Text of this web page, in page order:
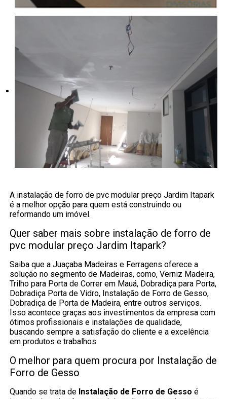
A instalação de forro de pvc modular preço Jardim Itapark
é a melhor opção para quem está construindo ou
reformando um imóvel.
Quer saber mais sobre instalação de forro de
pvc modular preço Jardim Itapark?
Saiba que a Juaçaba Madeiras e Ferragens oferece a
solução no segmento de Madeiras, como, Verniz Madeira,
Trilho para Porta de Correr em Mauá, Dobradiça para Porta,
Dobradiça Porta de Vidro, Instalação de Forro de Gesso,
Dobradiça de Porta de Madeira, entre outros serviços.
Isso acontece graças aos investimentos da empresa com
ótimos profissionais e instalações de qualidade,
buscando sempre a satisfação do cliente e a excelência
em produtos e trabalhos.
O melhor para quem procura por Instalação de
Forro de Gesso
Quando se trata de Instalação de Forro de Gesso é